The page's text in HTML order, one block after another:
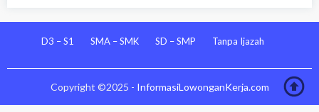
D3 – S1 SMA – SMK SD – SMP Tanpa Ijazah
Copyright ©2025 - InformasiLowonganKerja.com